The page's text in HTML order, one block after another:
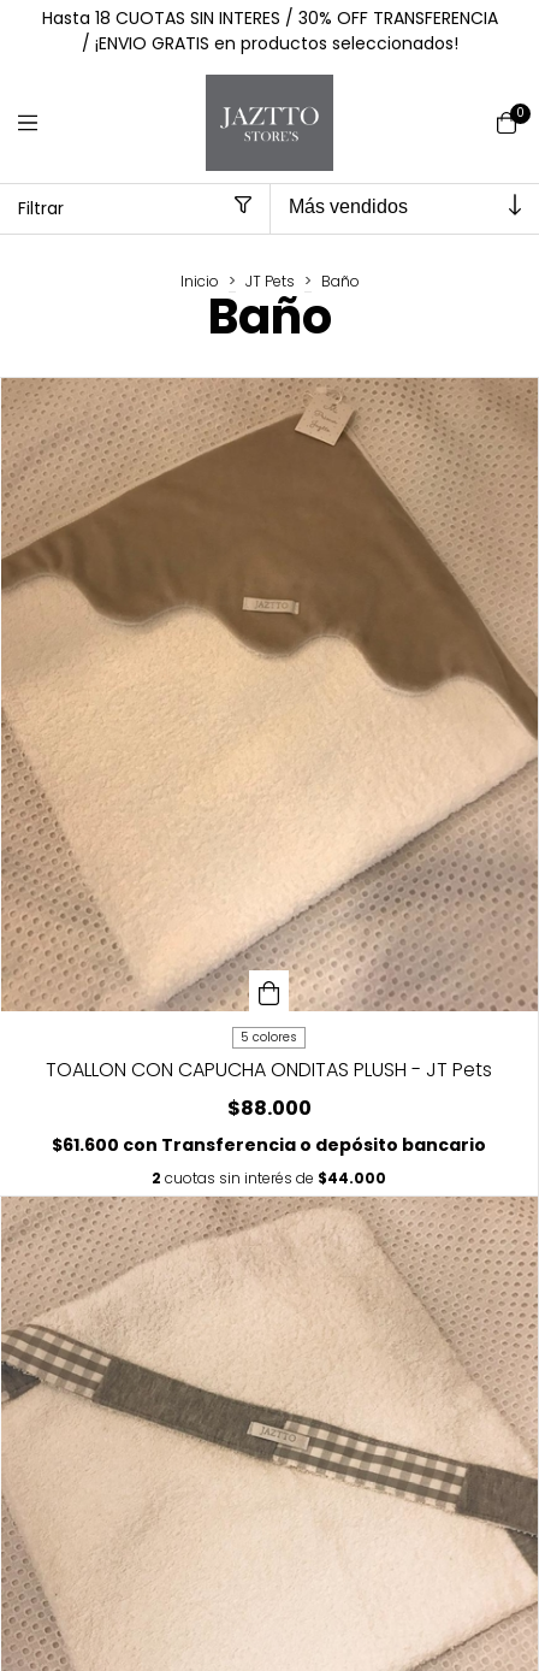
Hasta 18 CUOTAS SIN INTERES / 30% OFF TRANSFERENCIA
/ ¡ENVIO GRATIS en productos seleccionados!
0
Filtrar
Inicio > JT Pets > Baño
Baño
5 colores
TOALLON CON CAPUCHA ONDITAS PLUSH - JT Pets
$88.000
$61.600 con Transferencia o depósito bancario
2 cuotas sin interés de $44.000